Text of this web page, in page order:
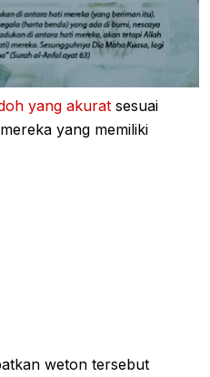
yang akurat sesuai
yang memiliki
weton tersebut